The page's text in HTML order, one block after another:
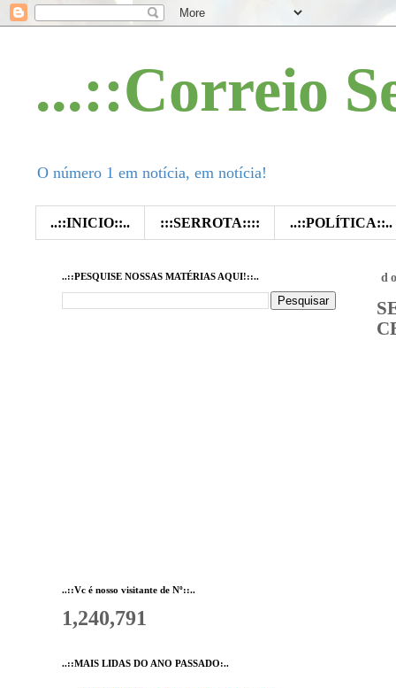
...::Correio
O número 1 em notícia, em notícia!
..::INICIO::.. :::SERROTA:::: ..::POLÍTICA::..
..::PESQUISE NOSSAS MATÉRIAS AQUI!::..
..::Vc é nosso visitante de Nº::..
1,240,791
..::MAIS LIDAS DO ANO PASSADO:..